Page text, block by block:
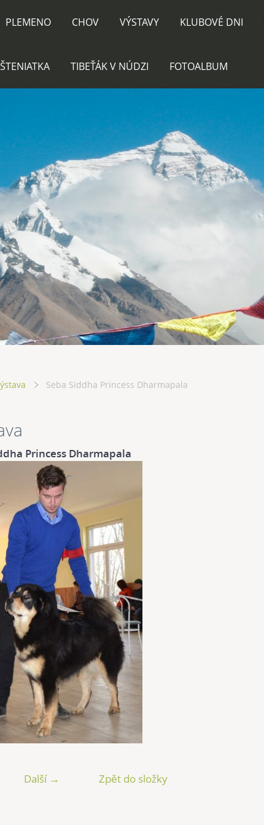
PLEMENO CHOV VÝSTAVY KLUBOVÉ DNI
ŠTENIATKA TIBEŤÁK V NÚDZI FOTOALBUM
Seba Siddha Princess Dharmapala
Princess Dharmapala
Další → Zpět do složky